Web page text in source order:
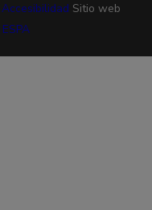
Accesibilidad Sitio web
ESPA